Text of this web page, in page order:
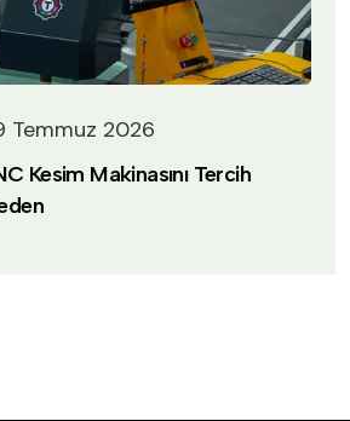
Temmuz 2026
Kesim Makinasını Tercih